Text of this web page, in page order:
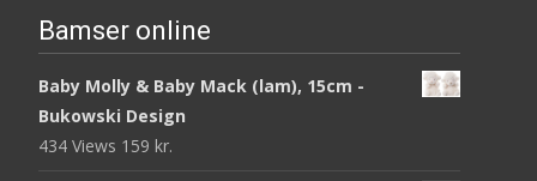
Bamser online
Baby Molly & Baby Mack (lam), 15cm -
Bukowski Design
434 Views 159 kr.